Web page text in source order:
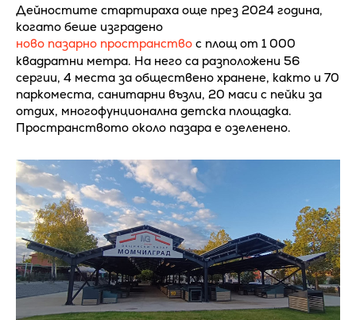
Дейностите стартираха още през 2024 година,
когато беше изградено
ново пазарно пространство с площ от 1 000
квадратни метра. На него са разположени 56
сергии, 4 места за обществено хранене, както и 70
паркоместа, санитарни възли, 20 маси с пейки за
отдих, многофунционална детска площадка.
Пространството около пазара е озеленено.